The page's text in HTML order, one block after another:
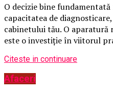
O decizie bine
capacitatea de
cabinetului tău. O aparatură
este o investiție în viitorul
Citeste in continuare
Afaceri